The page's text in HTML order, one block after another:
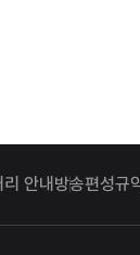
안내 방송편성규